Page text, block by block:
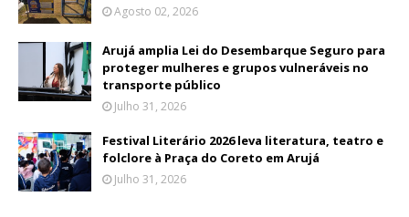
Agosto 02, 2026
Arujá amplia Lei do Desembarque Seguro para
proteger mulheres e grupos vulneráveis no
transporte público
Julho 31, 2026
Festival Literário 2026 leva literatura, teatro e
folclore à Praça do Coreto em Arujá
Julho 31, 2026